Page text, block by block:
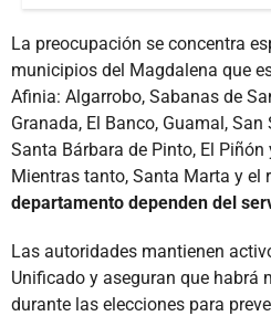
La preocupación se concentra
municipios del Magdalena que
Afinia: Algarrobo, Sabanas de
Granada, El Banco, Guamal,
Santa Bárbara de Pinto, El Piñón
Mientras tanto, Santa Marta y el
departamento dependen del
Las autoridades mantienen
Unificado y aseguran que habrá
durante las elecciones para